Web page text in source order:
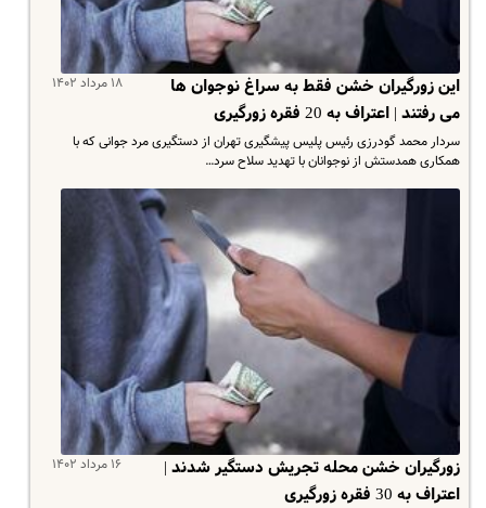
۱۸ مرداد ۱۴۰۲
این زورگیران خشن فقط به سراغ نوجوان ها
می رفتند | اعتراف به 20 فقره زورگیری
سردار محمد گودرزی رئیس پلیس پیشگیری تهران از دستگیری مرد جوانی که با
همکاری همدستش از نوجوانان با تهدید سلاح سرد…
۱۶ مرداد ۱۴۰۲
زورگیران خشن محله تجریش دستگیر شدند |
اعتراف به 30 فقره زورگیری